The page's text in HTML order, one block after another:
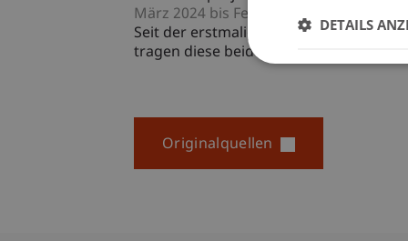
März 2024 bis Februar 2025
Seit der erstmaligen gesetzlichen
tragen diese beiden Rechtsinstitute
Originalquellen
DETAILS